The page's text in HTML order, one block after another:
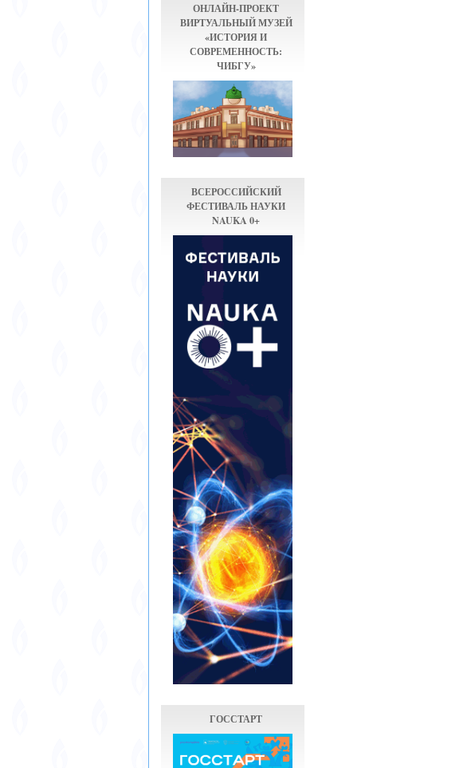
ОНЛАЙН-ПРОЕКТ
ВИРТУАЛЬНЫЙ МУЗЕЙ
«ИСТОРИЯ И
СОВРЕМЕННОСТЬ:
ЧИБГУ»
ВСЕРОССИЙСКИЙ
ФЕСТИВАЛЬ НАУКИ
NAUKA 0+
ГОССТАРТ